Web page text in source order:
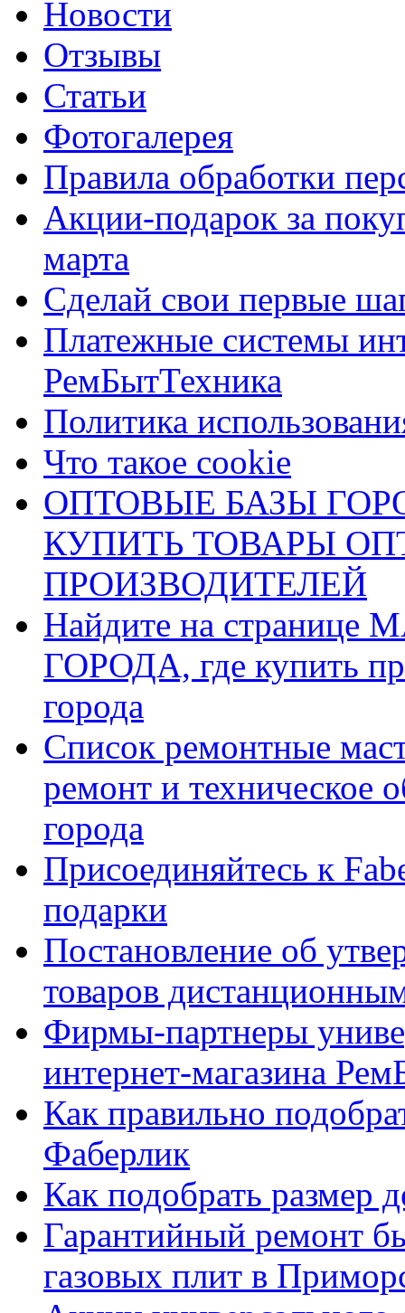
Новости
Отзывы
Статьи
Фотогалерея
Правила обработки
Акции-подарок за
марта
Сделай свои первые
Платежные системы
РемБытТехника
Политика
Что такое cookie
ОПТОВЫЕ БАЗЫ
КУПИТЬ ТОВАРЫ
ПРОИЗВОДИТЕЛЕЙ
Найдите на
ГОРОДА, где купить
города
Список ремонтные
ремонт и техническое
города
Присоединяйтесь к
подарки
Постановление об
товаров
Фирмы-партнеры
интернет-магазина
Как правильно
Фаберлик
Как подобрать размер
Гарантийный ремонт
газовых плит в